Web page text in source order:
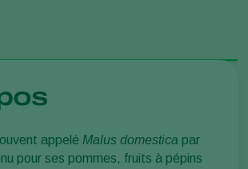
appelé Malus domestica par
pour ses pommes, fruits à pépins